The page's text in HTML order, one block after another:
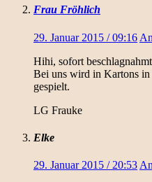
Frau Fröhlich
29. Januar 2015 / 09:16
Hihi, sofort
Bei uns wird in Kartons in
gespielt.
LG Frauke
Elke
29. Januar 2015 / 20:53